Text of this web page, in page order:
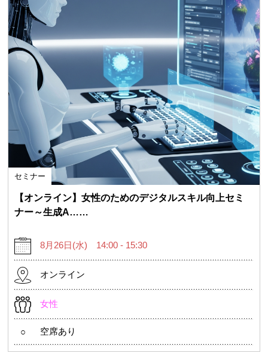
セミナー
【オンライン】女性のためのデジタルスキル向上セミ
ナー～生成A……
8月26日(水) 14:00 - 15:30
オンライン
女性
○ 空席あり